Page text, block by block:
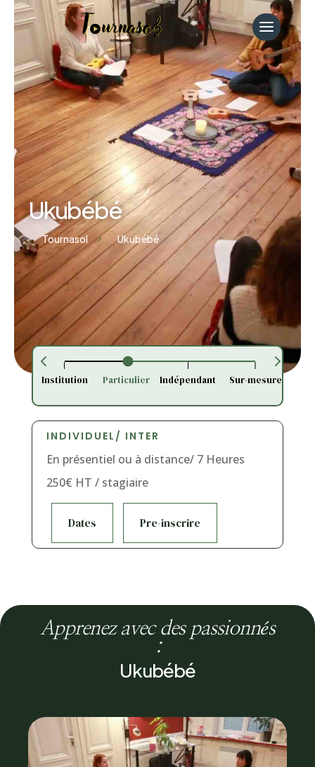
Ukubébé
Tournasol 5 Ukubébé
Institution Particulier Indépendant Sur-mesure
INDIVIDUEL/ INTER
En présentiel ou à distance/ 7 Heures
250€ HT / stagiaire
Dates Pre-inscrire
Apprenez avec des passionnés
:
Ukubébé